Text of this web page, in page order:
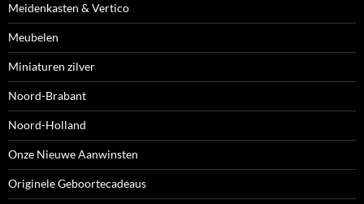
Meidenkasten & Vertico
Meubelen
Miniaturen zilver
Noord-Brabant
Noord-Holland
Onze Nieuwe Aanwinsten
Originele Geboortecadeaus